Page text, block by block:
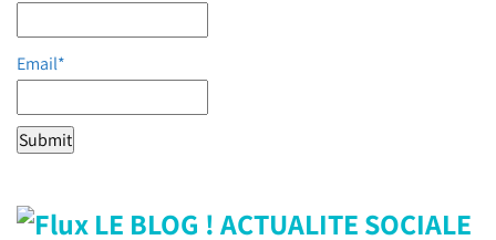
Email*
LE BLOG ! ACTUALITE SOCIALE